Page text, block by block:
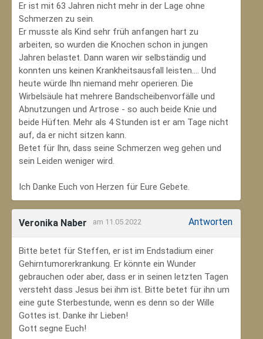
Er ist mit 63 Jahren nicht mehr in der Lage ohne
Schmerzen zu sein.
Er musste als Kind sehr früh anfangen hart zu
arbeiten, so wurden die Knochen schon in jungen
Jahren belastet. Dann waren wir selbständig und
konnten uns keinen Krankheitsausfall leisten.... Und
heute würde Ihn niemand mehr operieren. Die
Wirbelsäule hat mehrere Bandscheibenvorfälle und
Abnutzungen und Artrose - so auch beide Knie und
beide Hüften. Mehr als 4 Stunden ist er am Tage nicht
auf, da er nicht sitzen kann.
Betet für Ihn, dass seine Schmerzen weg gehen und
sein Leiden weniger wird.
Ich Danke Euch von Herzen für Eure Gebete.
Veronika Naber am 11.05.2022 Antworten
Bitte betet für Steffen, er ist im Endstadium einer
Gehirntumorerkrankung. Er könnte ein Wunder
gebrauchen oder aber, dass er in seinen letzten Tagen
versteht dass Jesus bei ihm ist. Bitte betet für ihn um
eine gute Sterbestunde, wenn es denn so der Wille
Gottes ist. Danke ihr Lieben!
Gott segne Euch!